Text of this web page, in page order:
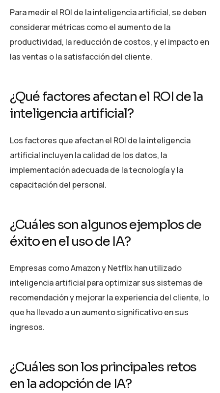
Para medir el ROI de la inteligencia artificial, se deben
considerar métricas como el aumento de la
productividad, la reducción de costos, y el impacto en
las ventas o la satisfacción del cliente.
¿Qué factores afectan el ROI de la
inteligencia artificial?
Los factores que afectan el ROI de la inteligencia
artificial incluyen la calidad de los datos, la
implementación adecuada de la tecnología y la
capacitación del personal.
¿Cuáles son algunos ejemplos de
éxito en el uso de IA?
Empresas como Amazon y Netflix han utilizado
inteligencia artificial para optimizar sus sistemas de
recomendación y mejorar la experiencia del cliente, lo
que ha llevado a un aumento significativo en sus
ingresos.
¿Cuáles son los principales retos
en la adopción de IA?